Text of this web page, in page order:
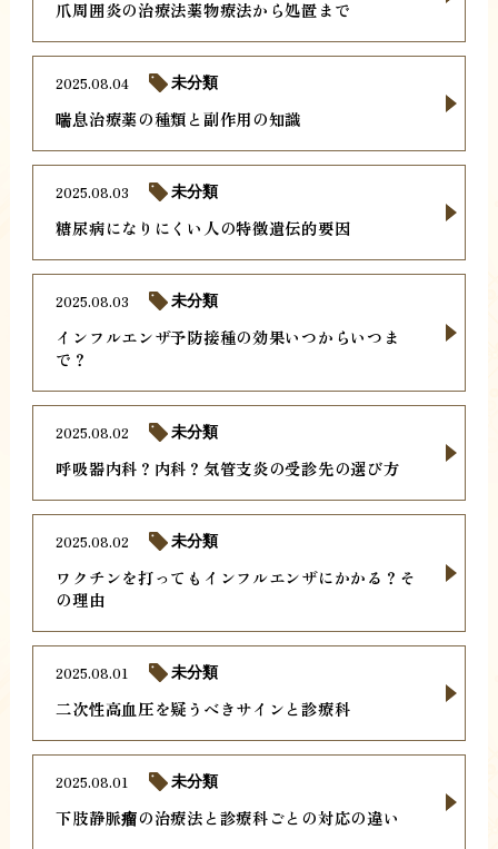
爪周囲炎の治療法薬物療法から処置まで
喘息治療薬の種類と副作用の知識
2025.08.04 未分類
糖尿病になりにくい人の特徴遺伝的要因
2025.08.03 未分類
インフルエンザ予防接種の効果いつからいつま
で？
2025.08.03 未分類
呼吸器内科？内科？気管支炎の受診先の選び方
2025.08.02 未分類
ワクチンを打ってもインフルエンザにかかる？そ
の理由
2025.08.02 未分類
二次性高血圧を疑うべきサインと診療科
2025.08.01 未分類
下肢静脈瘤の治療法と診療科ごとの対応の違い
2025.08.01 未分類